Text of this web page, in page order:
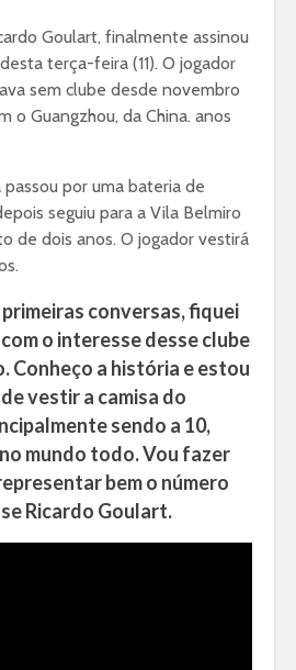
Goulart, finalmente assinou
terça-feira (11). O jogador
sem clube desde novembro
o Guangzhou, da China. anos
por uma bateria de
seguiu para a Vila Belmiro
de dois anos. O jogador vestirá
primeiras conversas, fiquei
o interesse desse clube
Conheço a história e estou
vestir a camisa do
sendo a 10,
mundo todo. Vou fazer
bem o número
Ricardo Goulart.